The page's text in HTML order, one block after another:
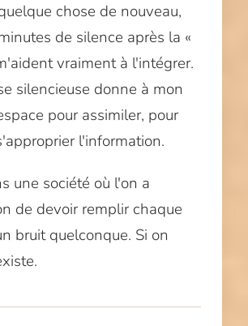
chose de nouveau,
de silence après la «
vraiment à l'intégrer.
silencieuse donne à mon
pour assimiler, pour
l'information.
une société où l'on a
de devoir remplir chaque
bruit quelconque. Si on